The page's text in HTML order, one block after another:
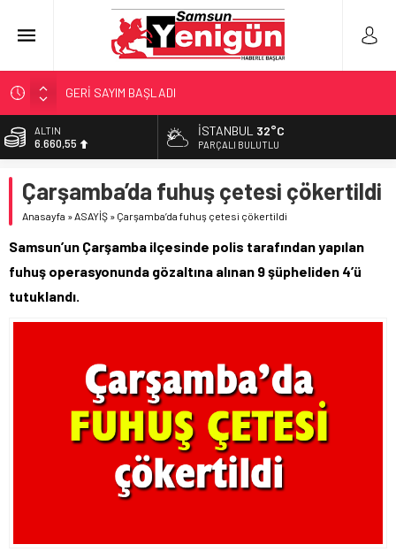
GERİ SAYIM BAŞLADI
SAMSUNSPOR’DA HEDEF 5’İNCİLİK!
‘BAFRA’YA YATIRIM YAPIN!’
YÖNETİCİ SEÇERKEN YAPILAN EN BÜYÜK HATALAR
ALTIN
6.660,55
13.779,39
DOLAR
55,1881
İSTANBUL 32°C
PARÇALI BULUTLU
Çarşamba’da fuhuş çetesi çökertildi
Anasayfa »ASAYİŞ » Çarşamba’da fuhuş çetesi çökertildi
Samsun’un Çarşamba ilçesinde polis tarafından yapılan
fuhuş operasyonunda gözaltına alınan 9 şüpheliden 4’ü
tutuklandı.